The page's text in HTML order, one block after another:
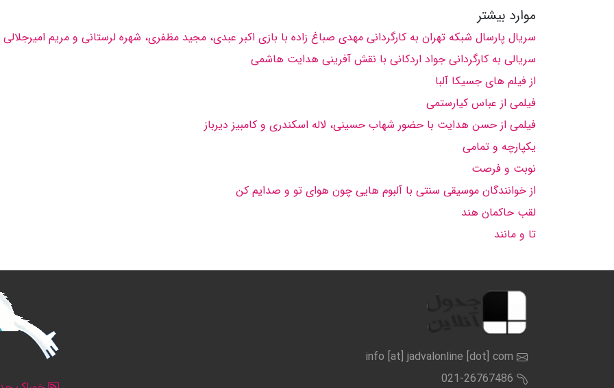
موارد بیشتر
سریال پارسال شبكه تهران به كارگردانی مهدی صباغ زاده با بازی اكبر عبدی، مجید مظفری، شهره لرستانی و مریم امیرجلالی
سریالی به كارگردانی جواد اردكانی با نقش آفرینی هدایت هاشمی
از فیلم های جسیكا آلبا
فیلمی از عباس كیارستمی
فیلمی از حسن هدایت با حضور شهاب حسینی، لاله اسكندری و كامبیز دیرباز
یكپارچه و تمامی
نوبت و فرصت
از خوانندگان موسیقی سنتی با آلبوم هایی چون هوای تو و صدایم کن
لقب حاكمان هند
تا و مانند
info [at] jadvalonline [dot] com
021-26767486